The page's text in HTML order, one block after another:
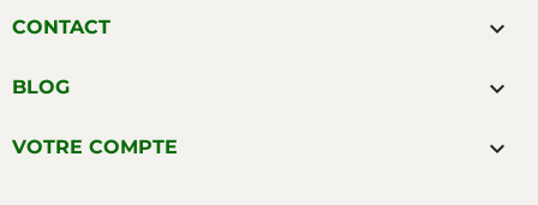
CONTACT 
BLOG 
VOTRE COMPTE 